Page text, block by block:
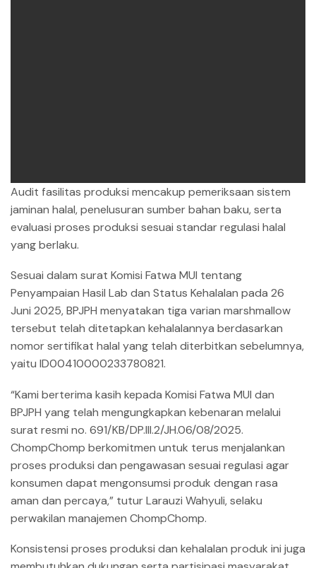
Audit fasilitas produksi mencakup pemeriksaan sistem
jaminan halal, penelusuran sumber bahan baku, serta
evaluasi proses produksi sesuai standar regulasi halal
yang berlaku.
Sesuai dalam surat Komisi Fatwa MUI tentang
Penyampaian Hasil Lab dan Status Kehalalan pada 26
Juni 2025, BPJPH menyatakan tiga varian marshmallow
tersebut telah ditetapkan kehalalannya berdasarkan
nomor sertifikat halal yang telah diterbitkan sebelumnya,
yaitu ID00410000233780821.
“Kami berterima kasih kepada Komisi Fatwa MUI dan
BPJPH yang telah mengungkapkan kebenaran melalui
surat resmi no. 691/KB/DP.III.2/JH.06/08/2025.
ChompChomp berkomitmen untuk terus menjalankan
proses produksi dan pengawasan sesuai regulasi agar
konsumen dapat mengonsumsi produk dengan rasa
aman dan percaya,” tutur Larauzi Wahyuli, selaku
perwakilan manajemen ChompChomp.
Konsistensi proses produksi dan kehalalan produk ini juga